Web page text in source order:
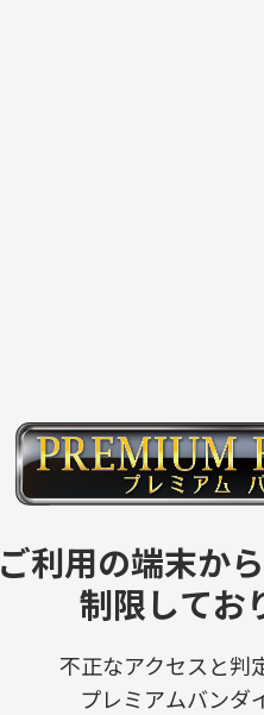
ご利用の端末か
制限してお
不正なアクセスと判
プレミアムバンダ